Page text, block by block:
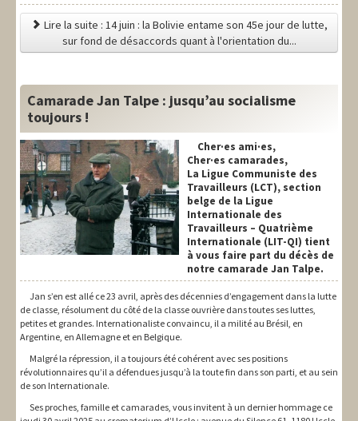
Lire la suite : 14 juin : la Bolivie entame son 45e jour de lutte,
sur fond de désaccords quant à l'orientation du...
Camarade Jan Talpe : jusqu’au socialisme
toujours !
Cher·es ami·es,
Cher·es camarades,
La Ligue Communiste des
Travailleurs (LCT), section
belge de la Ligue
Internationale des
Travailleurs – Quatrième
Internationale (LIT-QI) tient
à vous faire part du décès de
notre camarade Jan Talpe.
Jan s’en est allé ce 23 avril, après des décennies d’engagement dans la lutte
de classe, résolument du côté de la classe ouvrière dans toutes ses luttes,
petites et grandes. Internationaliste convaincu, il a milité au Brésil, en
Argentine, en Allemagne et en Belgique.
Malgré la répression, il a toujours été cohérent avec ses positions
révolutionnaires qu’il a défendues jusqu’à la toute fin dans son parti, et au sein
de son Internationale.
Ses proches, famille et camarades, vous invitent à un dernier hommage ce